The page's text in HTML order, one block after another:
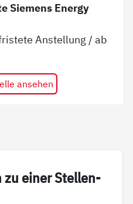
Siemens Energy
Anstellung / ab
ansehen
zu ei­ner Stel­len­